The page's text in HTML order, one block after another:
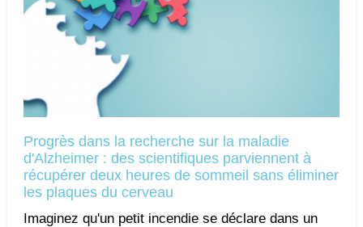
Progrès dans la recherche sur la maladie
d'Alzheimer : des scientifiques parviennent à
récupérer deux heures de sommeil sans éliminer
les plaques du cerveau
Imaginez qu'un petit incendie se déclare dans un